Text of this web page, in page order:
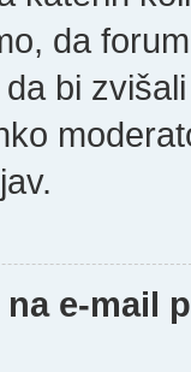
da
bi
e-mail